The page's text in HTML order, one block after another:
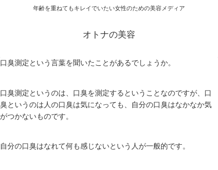
年齢を重ねてもキレイでいたい女性のための美容メディア
オトナの美容
口臭測定という言葉を聞いたことがあるでしょうか。
口臭測定というのは、口臭を測定するということなのですが、口
臭というのは人の口臭は気になっても、自分の口臭はなかなか気
がつかないものです。
自分の口臭はなれて何も感じないという人が一般的です。